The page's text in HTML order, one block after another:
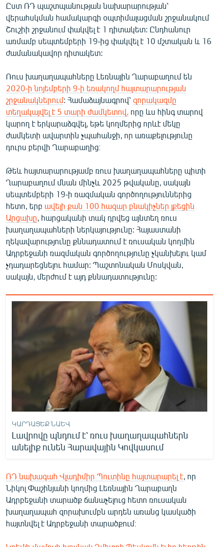
«Ազատության» բոլոր կայքերը
Ըստ ՌԴ պաշտպանության նախարարության՝
վերահսկման համակարգի օպտիմալացման շրջանակում
Շուշիի շրջանում փակվել է 1 դիտակետ: Ընդհանուր
առմամբ սեպտեմբերի 19-ից փակվել է 10 մշտական և 16
ժամանակավոր դիտակետ:
Ռուս խաղաղապահները Լեռնային Ղարաբաղում են
2020-ի նոյեմբերի 9-ի եռակողմ հայտարարության
շրջանակներում: Համաձայնագրով՝ զորակազմը
տեղակայվել է 5 տարի ժամկետով, որը ևս հինգ տարով
կարող է երկարաձգվել, եթե կողմերից որևէ մեկը
ժամկետի ավարտին չպահանջի, որ առաքելությունը
դուրս բերվի Ղարաբաղից։
Թեև հայտարարությամբ ռուս խաղաղապահները պիտի
Ղարաբաղում մնան մինչև 2025 թվականը, սակայն
սեպտեմբերի 19-ի ռազմական գործողություններից
հետո, երբ ավելի քան 100 հազար բնակիչներ լքեցին
Արցախը , հարցականի տակ դրվեց այնտեղ ռուս
խաղաղապահների ներկայությունը: Հայաստանի
ղեկավարությունը քննադատում է ռուսական կողմին
Ադրբեջանի ռազմական գործողությունը չկանխելու կամ
չդադարեցնելու համար: Պաշտոնական Մոսկվան,
սակայն, մերժում է այդ քննադատությունը:
ԿԱՐԴԱՑԵՔ ՆԱԵՎ
Լավրովը պնդում է՝ ռուս խաղաղապահներն
անելիք ունեն Հարավային Կովկասում
ՌԴ նախագահ Վլադիմիր Պուտինը հայտարարել է, որ
Նիկոլ Փաշինյանի կողմից Լեռնային Ղարաբաղն
Ադրբեջանի տարածք ճանաչելուց հետո ռուսական
խաղաղապահ զորախումբն արդեն առանց կասկածի
հայտնվել է Ադրբեջանի տարածքում։